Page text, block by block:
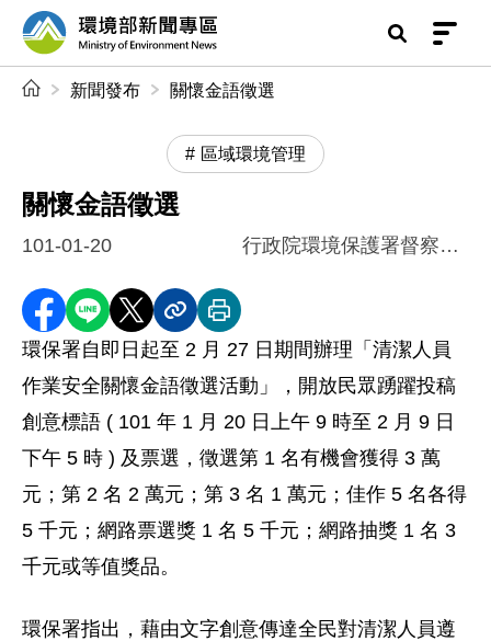
前往中央內容區塊
環境部新聞專區
新聞發布 關懷金語徵選
區域環境管理
關懷金語徵選
101-01-20 行政院環境保護署督察總隊
分享至 Facebook
分享到 LINE
分享到 X分享內容連結
列印本頁
環保署自即日起至 2 月 27 日期間辦理「清潔人員
作業安全關懷金語徵選活動」，開放民眾踴躍投稿
創意標語 ( 101 年 1 月 20 日上午 9 時至 2 月 9 日
下午 5 時 ) 及票選，徵選第 1 名有機會獲得 3 萬
元；第 2 名 2 萬元；第 3 名 1 萬元；佳作 5 名各得
5 千元；網路票選獎 1 名 5 千元；網路抽獎 1 名 3
千元或等值獎品。
環保署指出，藉由文字創意傳達全民對清潔人員遵